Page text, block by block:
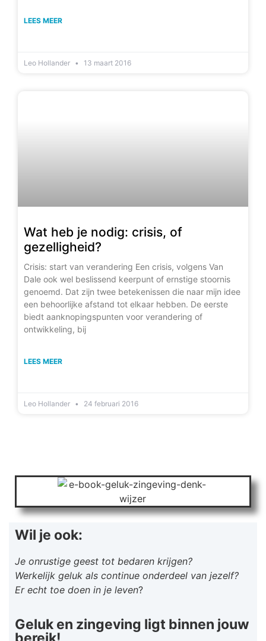
LEES MEER
Leo Hollander 13 maart 2016
Wat heb je nodig: crisis, of
gezelligheid?
Crisis: start van verandering Een crisis, volgens Van
Dale ook wel beslissend keerpunt of ernstige stoornis
genoemd. Dat zijn twee betekenissen die naar mijn idee
een behoorlijke afstand tot elkaar hebben. De eerste
biedt aanknopingspunten voor verandering of
ontwikkeling, bij
LEES MEER
Leo Hollander 24 februari 2016
Wil je ook:
Je onrustige geest tot bedaren krijgen?
Werkelijk geluk als continue onderdeel van jezelf?
Er echt toe doen in je leven?
Geluk en zingeving ligt binnen jouw